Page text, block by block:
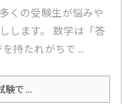
くの受験生が悩みや
します。 数学は「答
持たれがちで ...
験で ...